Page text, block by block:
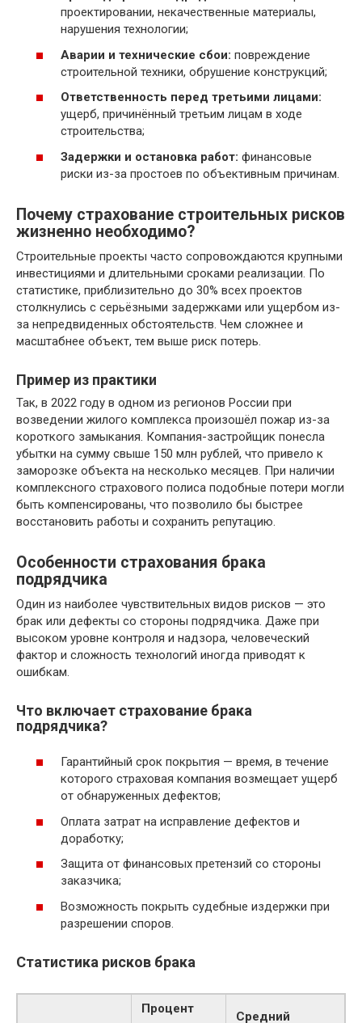
проектировании, некачественные материалы,
нарушения технологии;
Аварии и технические сбои: повреждение
строительной техники, обрушение конструкций;
Ответственность перед третьими лицами:
ущерб, причинённый третьим лицам в ходе
строительства;
Задержки и остановка работ: финансовые
риски из-за простоев по объективным причинам.
Почему страхование строительных рисков
жизненно необходимо?
Строительные проекты часто сопровождаются крупными
инвестициями и длительными сроками реализации. По
статистике, приблизительно до 30% всех проектов
столкнулись с серьёзными задержками или ущербом из-
за непредвиденных обстоятельств. Чем сложнее и
масштабнее объект, тем выше риск потерь.
Пример из практики
Так, в 2022 году в одном из регионов России при
возведении жилого комплекса произошёл пожар из-за
короткого замыкания. Компания-застройщик понесла
убытки на сумму свыше 150 млн рублей, что привело к
заморозке объекта на несколько месяцев. При наличии
комплексного страхового полиса подобные потери могли
быть компенсированы, что позволило бы быстрее
восстановить работы и сохранить репутацию.
Особенности страхования брака
подрядчика
Один из наиболее чувствительных видов рисков — это
брак или дефекты со стороны подрядчика. Даже при
высоком уровне контроля и надзора, человеческий
фактор и сложность технологий иногда приводят к
ошибкам.
Что включает страхование брака
подрядчика?
Гарантийный срок покрытия — время, в течение
которого страховая компания возмещает ущерб
от обнаруженных дефектов;
Оплата затрат на исправление дефектов и
доработку;
Защита от финансовых претензий со стороны
заказчика;
Возможность покрыть судебные издержки при
разрешении споров.
Статистика рисков брака
Процент
Средний